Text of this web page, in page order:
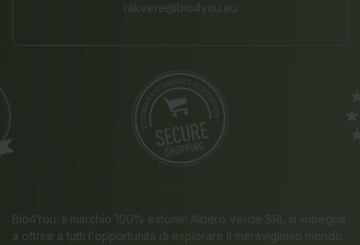
rakvere@bio4you.eu
Bio4You: Il marchio 100% estone! Albero Verde SRL si impegna
a offrire a tutti l'opportunità di esplorare il meraviglioso mondo